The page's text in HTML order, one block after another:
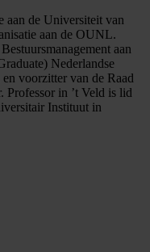
aan de Universiteit van
aan de OUNL.
aan
Nederlandse
voorzitter van de Raad
Professor in ’t Veld is lid
Instituut in